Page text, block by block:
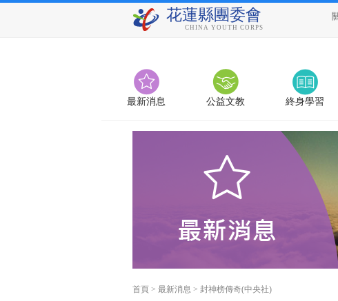
花蓮縣團委會
CHINA YOUTH CORPS
最新消息 公益文教 終身學習
首頁 > 最新消息 > 封神榜傳奇(中央社)